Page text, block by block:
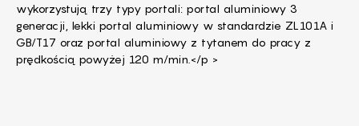
wykorzystują trzy typy portali: portal aluminiowy 3
generacji, lekki portal aluminiowy w standardzie ZL101A i
GB/T17 oraz portal aluminiowy z tytanem do pracy z
prędkością powyżej 120 m/min.</p >